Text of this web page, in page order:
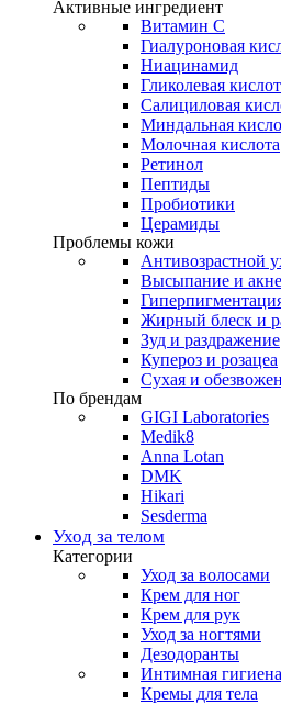
Активные ингредиент
Витамин С
Гиалуроновая
Ниацинамид
Гликолевая
Салициловая
Миндальная
Молочная кислота
Ретинол
Пептиды
Пробиотики
Церамиды
Проблемы кожи
Антивозрастной
Высыпание и акне
Жирный блеск и
Зуд и раздражение
Купероз и розацеа
Сухая и
По брендам
GIGI Laboratories
Medik8
Anna Lotan
DMK
Hikari
Sesderma
Уход за телом
Категории
Уход за волосами
Крем для ног
Крем для рук
Уход за ногтями
Дезодоранты
Интимная гигиена
Кремы для тела